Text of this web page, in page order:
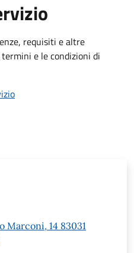
requisiti e altre
e le condizioni di
Marconi, 14 83031